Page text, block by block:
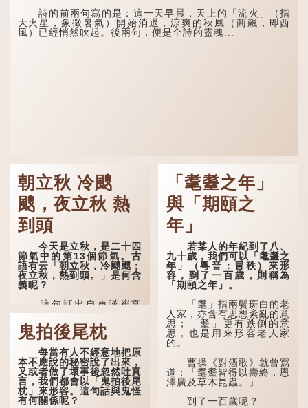
詩的前兩句寫的是：這一天早晨，天上的「流火」（指
大火星，象徵暑氣）開始消退，涼爽的秋風（商飆，即西
風）已經悄然吹起。後兩句，便是全詩的靈魂...
朝立秋 冷颼
颼，夜立秋 熱
到頭
今天是立秋，是二十四
節氣中的第13個節氣。古
語有云「朝立秋，冷颼颼；
夜立秋，熱到頭。」是何含
義呢？
這句話出自東漢崔寔
《四民月令》：「朝立秋，
冷颼颼；夜立秋，熱到
頭」。到了清代，顧祿在
《清嘉錄》中記錄蘇州風俗
時，也引用了這句諺語。不
過當地百姓的口頭說法是
「朝立秋，渹颼颼；夜立
秋，熱吽吽」。雖然用字略
有不同，但意思完全一致。
鬼拍後尾枕
每當有人不經意地把原
本不應說的秘密說了出來，
又或者做了壞事後忽然吐真
言，我們都會以「鬼拍後尾
枕」來形容。這句話與鬼怪
有何關係呢？
「耄耋之年」
與「期頤之
年」
若某人的年紀到了八、
九十歲，我們可以「耄耋之
年」（粵音：冒秩）來形
容，到了一百歲，則稱為
「期頤之年」。
「耄」指兩鬢斑白的老
人家，亦含有思想紊亂的意
思；「耋」更有跌倒的意
思，也是用來形容老人家
的。
曹操《對酒歌》就曾寫
道：「耄耋皆得以壽終，恩
澤廣及草木昆蟲。」
到了一百歲呢？